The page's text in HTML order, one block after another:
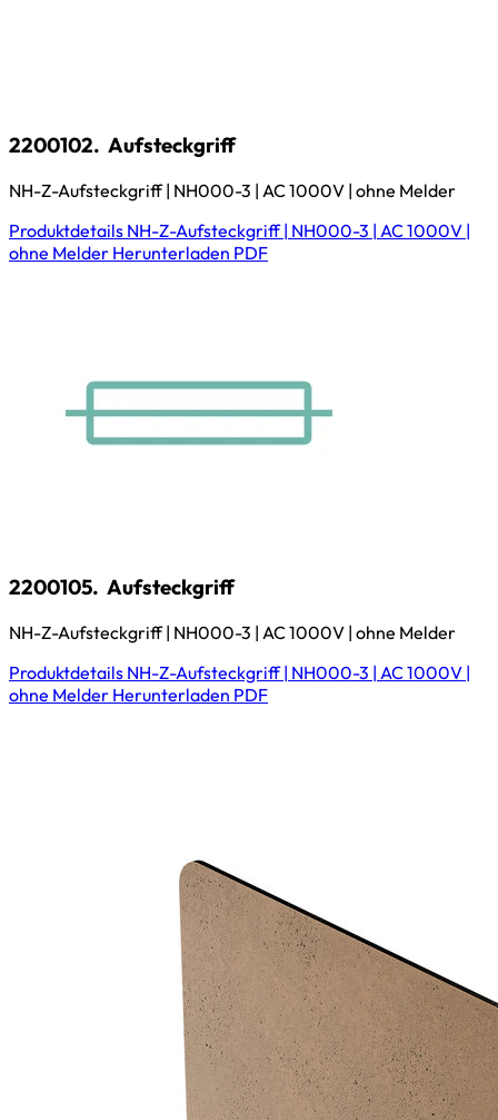
2200102. Aufsteckgriff
NH-Z-Aufsteckgriff | NH000-3 | AC 1000V | ohne Melder
Produktdetails NH-Z-Aufsteckgriff | NH000-3 | AC 1000V |
ohne Melder Herunterladen PDF
2200105. Aufsteckgriff
NH-Z-Aufsteckgriff | NH000-3 | AC 1000V | ohne Melder
Produktdetails NH-Z-Aufsteckgriff | NH000-3 | AC 1000V |
ohne Melder Herunterladen PDF